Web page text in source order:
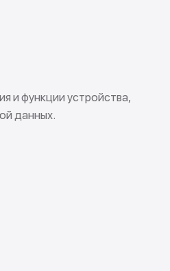
и функции устройства,
данных.